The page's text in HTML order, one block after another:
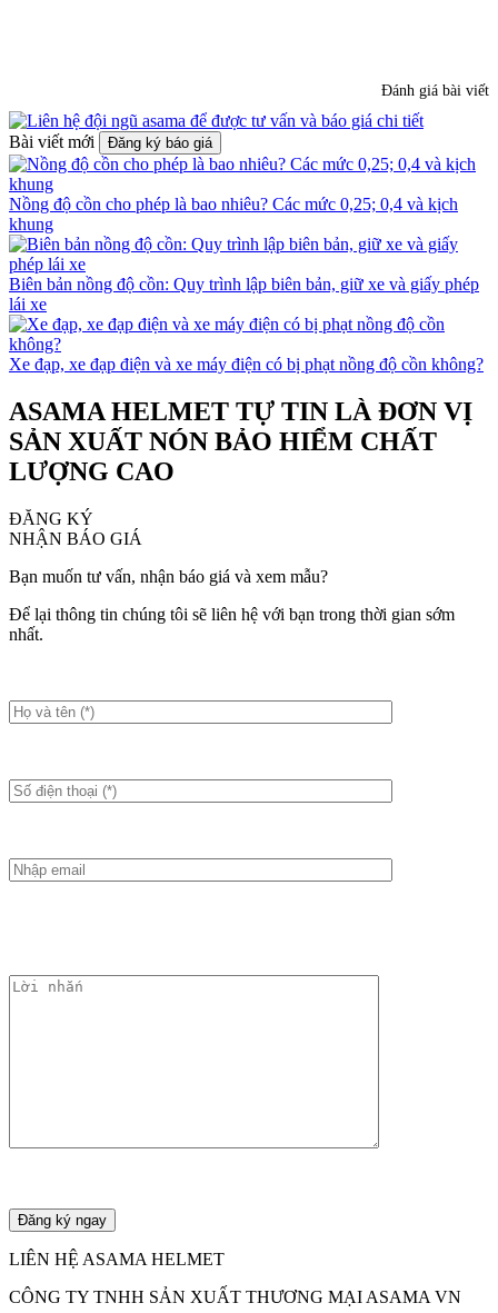
Đánh giá bài viết
Bài viết mới Đăng ký báo giá
Nồng độ cồn cho phép là bao nhiêu? Các mức 0,25; 0,4 và kịch
khung
Biên bản nồng độ cồn: Quy trình lập biên bản, giữ xe và giấy phép
lái xe
Xe đạp, xe đạp điện và xe máy điện có bị phạt nồng độ cồn không?
ASAMA HELMET TỰ TIN LÀ ĐƠN VỊ
SẢN XUẤT NÓN BẢO HIỂM CHẤT
LƯỢNG CAO
ĐĂNG KÝ
NHẬN BÁO GIÁ
Bạn muốn tư vấn, nhận báo giá và xem mẫu?
Để lại thông tin chúng tôi sẽ liên hệ với bạn trong thời gian sớm
nhất.
LIÊN HỆ ASAMA HELMET
CÔNG TY TNHH SẢN XUẤT THƯƠNG MẠI ASAMA VN